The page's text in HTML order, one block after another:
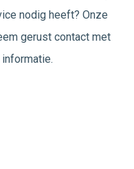
nodig heeft? Onze
gerust contact met